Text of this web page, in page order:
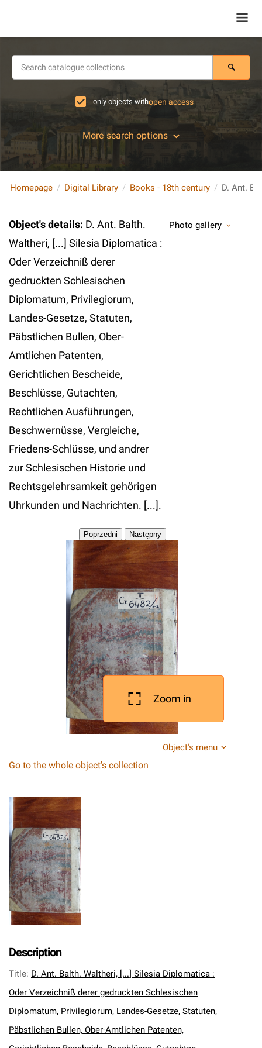
only objects withopen access
More search options
Homepage Digital Library Books - 18th century
Object's details: D. Ant. Balth.
Waltheri, [...] Silesia Diplomatica :
Oder Verzeichniß derer
gedruckten Schlesischen
Diplomatum, Privilegiorum,
Landes-Gesetze, Statuten,
Päbstlichen Bullen, Ober-
Amtlichen Patenten,
Gerichtlichen Bescheide,
Beschlüsse, Gutachten,
Rechtlichen Ausführungen,
Beschwernüsse, Vergleiche,
Friedens-Schlüsse, und andrer
zur Schlesischen Historie und
Rechtsgelehrsamkeit gehörigen
Uhrkunden und Nachrichten. [...].
Photo gallery
Zoom in
Object's menu
Go to the whole object's collection
Description
Title: D. Ant. Balth. Waltheri, [...] Silesia Diplomatica :
Oder Verzeichniß derer gedruckten Schlesischen
Diplomatum, Privilegiorum, Landes-Gesetze, Statuten,
Päbstlichen Bullen, Ober-Amtlichen Patenten,